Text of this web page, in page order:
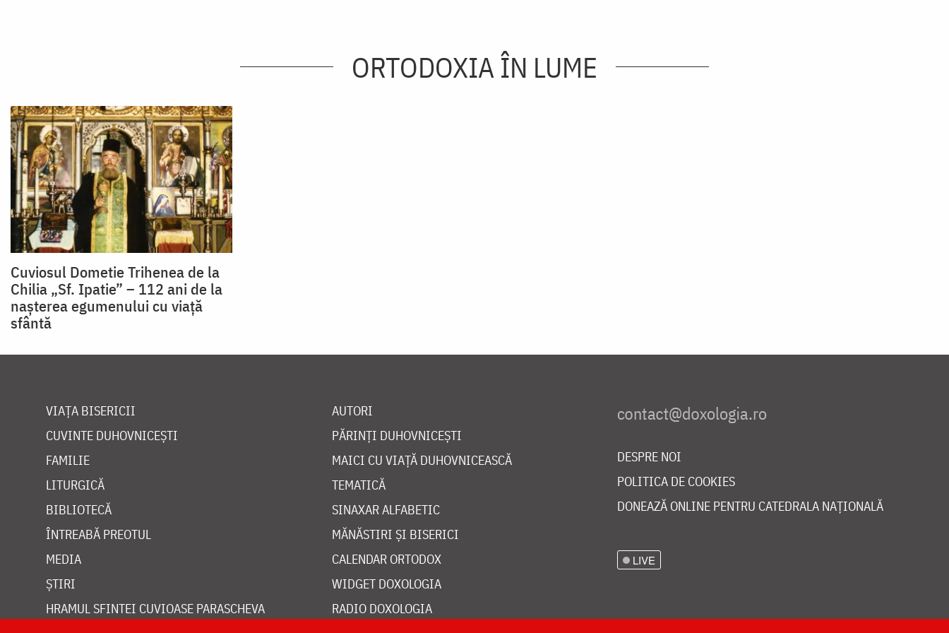
ORTODOXIA ÎN LUME
Cuviosul Dometie Trihenea de la
Chilia „Sf. Ipatie” – 112 ani de la
nașterea egumenului cu viață
sfântă
VIAȚA BISERICII
CUVINTE DUHOVNICEȘTI
FAMILIE
LITURGICĂ
BIBLIOTECĂ
ÎNTREABĂ PREOTUL
MEDIA
ȘTIRI
HRAMUL SFINTEI CUVIOASE PARASCHEVA
AUTORI
PĂRINȚI DUHOVNICEȘTI
MAICI CU VIAȚĂ DUHOVNICEASCĂ
TEMATICĂ
SINAXAR ALFABETIC
MĂNĂSTIRI ȘI BISERICI
CALENDAR ORTODOX
WIDGET DOXOLOGIA
RADIO DOXOLOGIA
DESPRE NOI
POLITICA DE COOKIES
DONEAZĂ ONLINE PENTRU CATEDRALA NAȚIONALĂ
LIVE